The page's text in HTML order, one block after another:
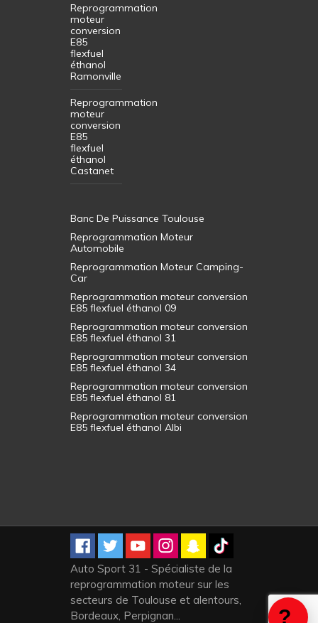
Reprogrammation
moteur
conversion
E85
flexfuel
éthanol
Ramonville
Reprogrammation
moteur
conversion
E85
flexfuel
éthanol
Castanet
Banc De Puissance Toulouse
Reprogrammation Moteur
Automobile
Reprogrammation Moteur Camping-
Car
Reprogrammation moteur conversion
E85 flexfuel éthanol 09
Reprogrammation moteur conversion
E85 flexfuel éthanol 31
Reprogrammation moteur conversion
E85 flexfuel éthanol 34
Reprogrammation moteur conversion
E85 flexfuel éthanol 81
Reprogrammation moteur conversion
E85 flexfuel éthanol Albi
Auto Sport 31 - Spécialiste de la
reprogrammation moteur sur les
secteurs de Toulouse et alentours,
Bordeaux, Perpignan...